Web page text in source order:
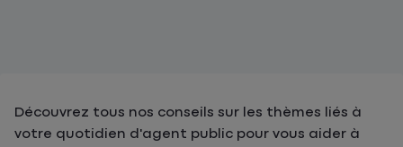
Découvrez tous nos conseils sur les thèmes liés à
votre quotidien d'agent public pour vous aider à